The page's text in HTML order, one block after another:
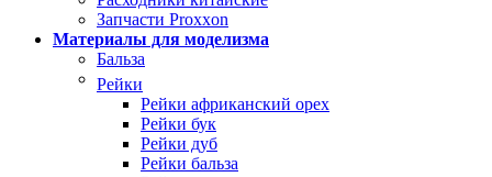
Запчасти Proxxon
Материалы для моделизма
Бальза
Рейки
Рейки африканский орех
Рейки бук
Рейки дуб
Рейки бальза